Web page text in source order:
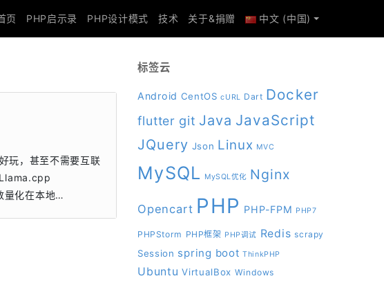
页 PHP启示录 PHP设计模式 技术 关于&捐赠 中文 (中国)
玩，甚至不需要互联
量化在本地…
标签云
Android CentOS cURL Dart Docker
flutter git Java JavaScript
JQuery Json Linux MVC
MySQL MySQL优化 Nginx
Opencart PHP PHP-FPM PHP7
PHPStorm PHP框架 PHP调试 Redis scrapy
Session spring boot ThinkPHP
Ubuntu VirtualBox Windows